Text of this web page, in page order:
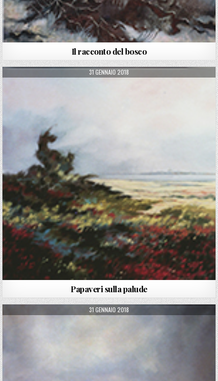
Il racconto del bosco
PUBLISHED DATE:
31 GENNAIO 2018
Papaveri sulla palude
PUBLISHED DATE:
31 GENNAIO 2018